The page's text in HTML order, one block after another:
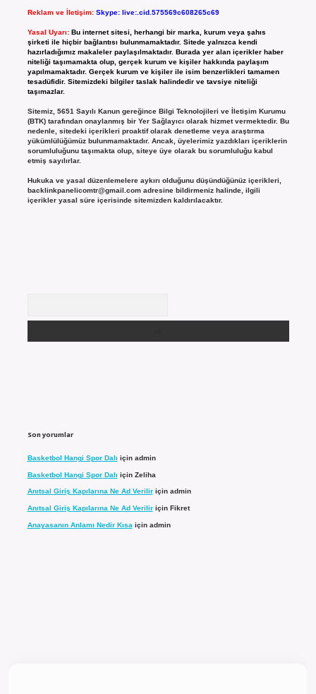
Reklam ve İletişim: Skype: live:.cid.575569c608265c69
Yasal Uyarı: Bu internet sitesi, herhangi bir marka, kurum veya şahıs
şirketi ile hiçbir bağlantısı bulunmamaktadır. Sitede yalnızca kendi
hazırladığımız makaleler paylaşılmaktadır. Burada yer alan içerikler haber
niteliği taşımamakta olup, gerçek kurum ve kişiler hakkında paylaşım
yapılmamaktadır. Gerçek kurum ve kişiler ile isim benzerlikleri tamamen
tesadüfidir. Sitemizdeki bilgiler taslak halindedir ve tavsiye niteliği
taşımazlar.
Sitemiz, 5651 Sayılı Kanun gereğince Bilgi Teknolojileri ve İletişim Kurumu
(BTK) tarafından onaylanmış bir Yer Sağlayıcı olarak hizmet vermektedir. Bu
nedenle, sitedeki içerikleri proaktif olarak denetleme veya araştırma
yükümlülüğümüz bulunmamaktadır. Ancak, üyelerimiz yazdıkları içeriklerin
sorumluluğunu taşımakta olup, siteye üye olarak bu sorumluluğu kabul
etmiş sayılırlar.
Hukuka ve yasal düzenlemelere aykırı olduğunu düşündüğünüz içerikleri,
backlinkpanelicomtr@gmail.comadresine bildirmeniz halinde, ilgili
içerikler yasal süre içerisinde sitemizden kaldırılacaktır.
Son yorumlar
Basketbol Hangi Spor Dalı için admin
Basketbol Hangi Spor Dalı için Zeliha
Anıtsal Giriş Kapılarına Ne Ad Veriliriçin admin
Anıtsal Giriş Kapılarına Ne Ad Veriliriçin Fikret
Anayasanın Anlamı Nedir Kısa için admin